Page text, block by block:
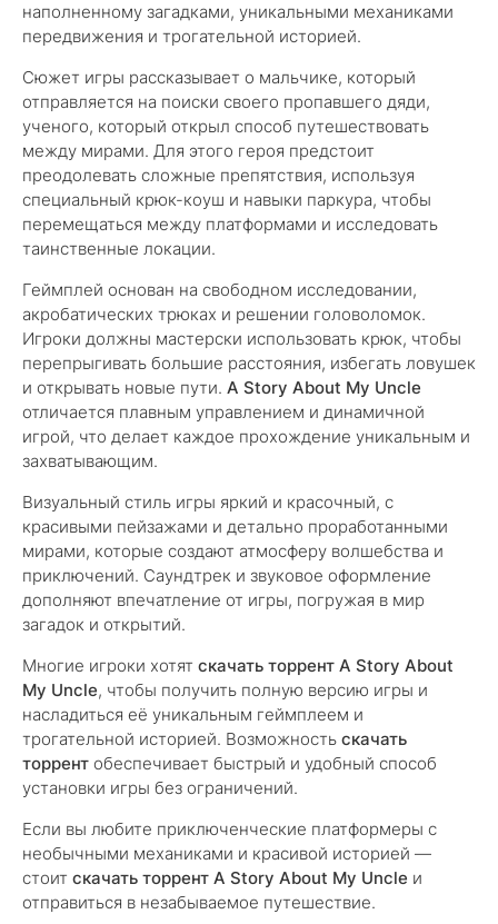
наполненному загадками, уникальными механиками
передвижения и трогательной историей.
Сюжет игры рассказывает о мальчике, который
отправляется на поиски своего пропавшего дяди,
ученого, который открыл способ путешествовать
между мирами. Для этого героя предстоит
преодолевать сложные препятствия, используя
специальный крюк-коуш и навыки паркура, чтобы
перемещаться между платформами и исследовать
таинственные локации.
Геймплей основан на свободном исследовании,
акробатических трюках и решении головоломок.
Игроки должны мастерски использовать крюк, чтобы
перепрыгивать большие расстояния, избегать ловушек
и открывать новые пути. A Story About My Uncle
отличается плавным управлением и динамичной
игрой, что делает каждое прохождение уникальным и
захватывающим.
Визуальный стиль игры яркий и красочный, с
красивыми пейзажами и детально проработанными
мирами, которые создают атмосферу волшебства и
приключений. Саундтрек и звуковое оформление
дополняют впечатление от игры, погружая в мир
загадок и открытий.
Многие игроки хотят скачать торрент A Story About
My Uncle, чтобы получить полную версию игры и
насладиться её уникальным геймплеем и
трогательной историей. Возможность скачать
торрент обеспечивает быстрый и удобный способ
установки игры без ограничений.
Если вы любите приключенческие платформеры с
необычными механиками и красивой историей —
стоит скачать торрент A Story About My Uncle и
отправиться в незабываемое путешествие.